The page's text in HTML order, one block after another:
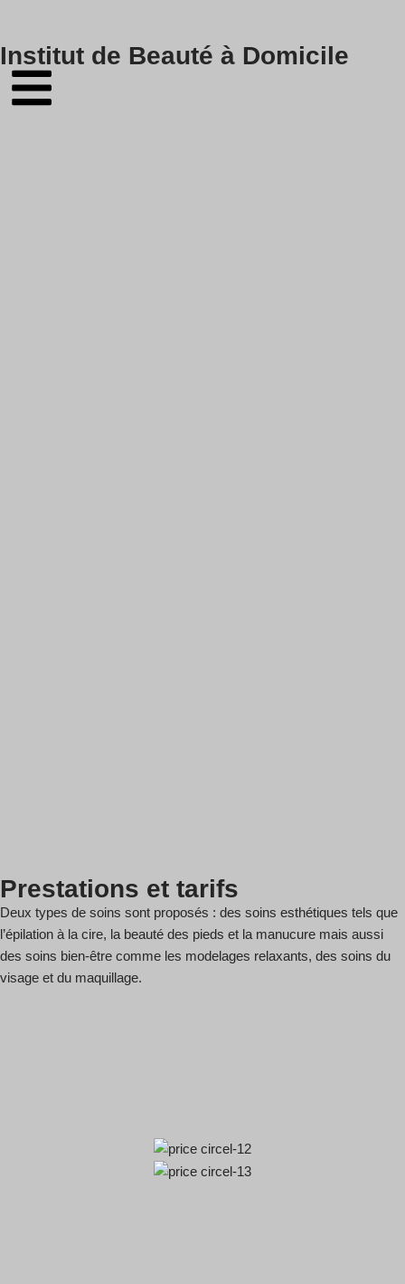
Skip
to
content
Institut de Beauté à Domicile
Prestations et tarifs
Deux types de soins sont proposés : des soins esthétiques tels que
l’épilation à la cire, la beauté des pieds et la manucure mais aussi
des soins bien-être comme les modelages relaxants, des soins du
visage et du maquillage.